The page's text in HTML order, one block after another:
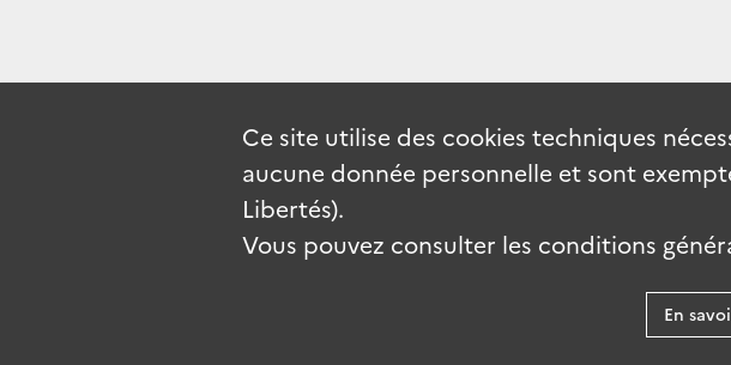
Ce site utilise des cookies techniques
aucune donnée personnelle et sont
Libertés).
Vous pouvez consulter les conditions
En